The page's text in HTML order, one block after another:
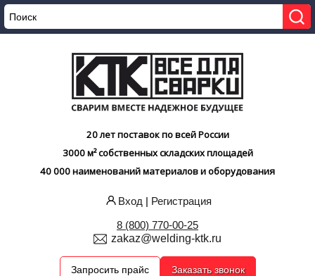
20 лет поставок по всей России
3000 м² собственных складских площадей
40 000 наименований материалов и оборудования
Вход | Регистрация
8 (800) 770-00-25
zakaz@welding-ktk.ru
Запросить прайс Заказать звонок